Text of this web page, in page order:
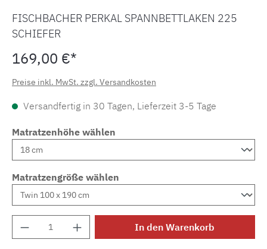
FISCHBACHER PERKAL SPANNBETTLAKEN 225
SCHIEFER
169,00 €*
Preise inkl. MwSt. zzgl. Versandkosten
Versandfertig in 30 Tagen, Lieferzeit 3-5 Tage
Matratzenhöhe wählen
Matratzengröße wählen
Produkt Anzahl: Gib den gewünschten
In den Warenkorb